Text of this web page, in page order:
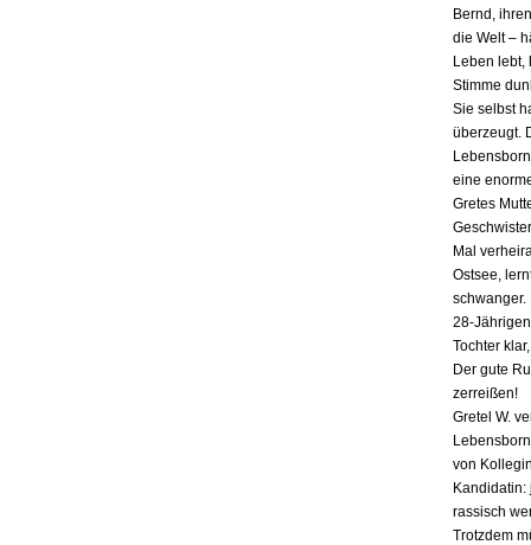
Bernd,
die Welt –
Leben lebt,
Stimme
Sie selbst
überzeugt.
eine
Gretes
Mal
Ostsee,
schwanger.
28-
Tochter
Der gute
zerreißen!
Gretel W.
von
rassisch
Trotzdem